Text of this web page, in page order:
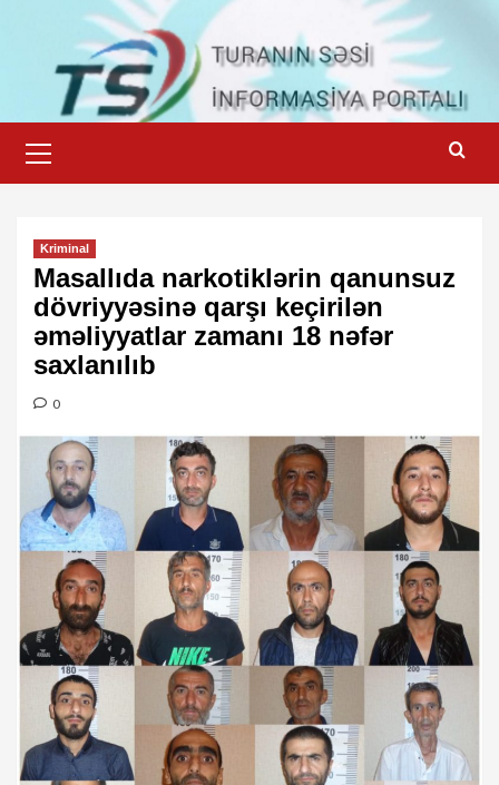
content
Menu
Kriminal
Masallıda narkotiklərin qanunsuz
dövriyyəsinə qarşı keçirilən
əməliyyatlar zamanı 18 nəfər
saxlanılıb
0